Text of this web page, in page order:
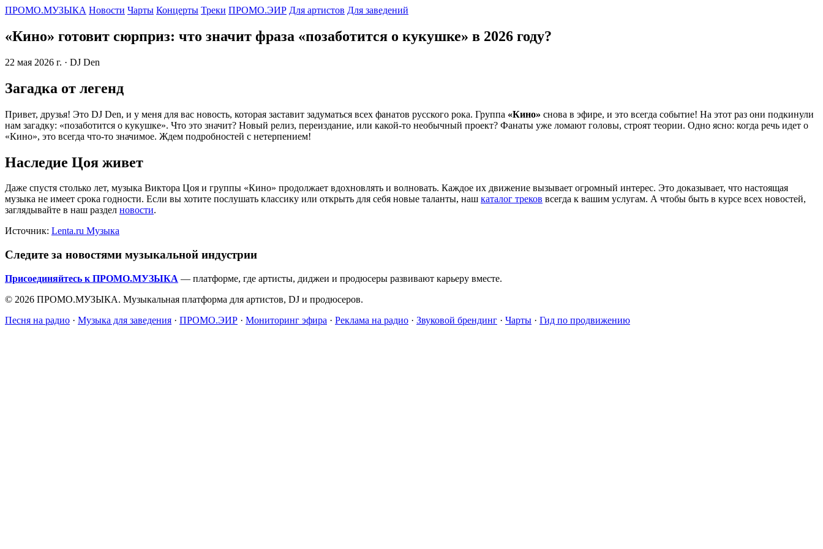
ПРОМО.МУЗЫКА Новости Чарты Концерты Треки ПРОМО.ЭИР Для артистов Для заведений
«Кино» готовит сюрприз: что значит фраза «позаботится о кукушке» в 2026 году?
22 мая 2026 г. · DJ Den
Загадка от легенд
Привет, друзья! Это DJ Den, и у меня для вас новость, которая заставит задуматься всех фанатов русского рока. Группа «Кино» снова в эфире, и это всегда событие! На этот раз они подкинули
нам загадку: «позаботится о кукушке». Что это значит? Новый релиз, переиздание, или какой-то необычный проект? Фанаты уже ломают головы, строят теории. Одно ясно: когда речь идет о
«Кино», это всегда что-то значимое. Ждем подробностей с нетерпением!
Наследие Цоя живет
Даже спустя столько лет, музыка Виктора Цоя и группы «Кино» продолжает вдохновлять и волновать. Каждое их движение вызывает огромный интерес. Это доказывает, что настоящая
музыка не имеет срока годности. Если вы хотите послушать классику или открыть для себя новые таланты, наш каталог треков всегда к вашим услугам. А чтобы быть в курсе всех новостей,
заглядывайте в наш раздел новости.
Источник: Lenta.ru Музыка
Следите за новостями музыкальной индустрии
Присоединяйтесь к ПРОМО.МУЗЫКА — платформе, где артисты, диджеи и продюсеры развивают карьеру вместе.
© 2026 ПРОМО.МУЗЫКА. Музыкальная платформа для артистов, DJ и продюсеров.
Песня на радио · Музыка для заведения · ПРОМО.ЭИР · Мониторинг эфира · Реклама на радио · Звуковой брендинг · Чарты · Гид по продвижению